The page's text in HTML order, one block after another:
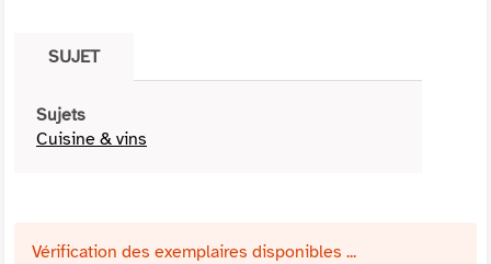
SUJET
Sujets
Cuisine & vins
Vérification des exemplaires disponibles ...